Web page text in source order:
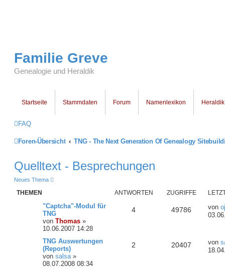
Familie Greve
Genealogie und Heraldik
Startseite Stammdaten Forum Namenlexikon Heraldik
FAQ
Foren-Übersicht TNG - The Next Generation Of Genealogy
Quelltext - Besprechungen
Neues Thema
THEMEN ANTWORTEN ZUGRIFFE
"Captcha"-Modul für
TNG
von Thomas »
10.06.2007 14:28
4 49786 von
TNG Auswertungen
(Reports)
von salsa»
08.07.2008 08:34
2 20407 von